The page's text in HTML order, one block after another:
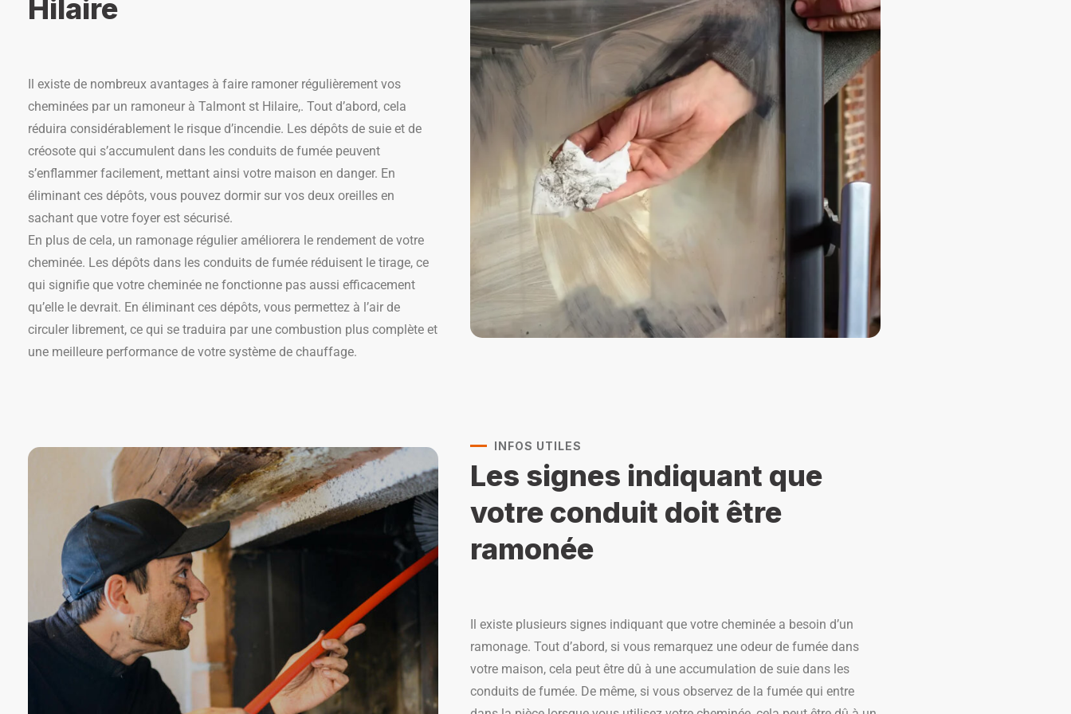
Hilaire
Il existe de nombreux avantages à faire ramoner régulièrement vos
cheminées par un ramoneur à Talmont st Hilaire,. Tout d’abord, cela
réduira considérablement le risque d’incendie. Les dépôts de suie et de
créosote qui s’accumulent dans les conduits de fumée peuvent
s’enflammer facilement, mettant ainsi votre maison en danger. En
éliminant ces dépôts, vous pouvez dormir sur vos deux oreilles en
sachant que votre foyer est sécurisé.
En plus de cela, un ramonage régulier améliorera le rendement de votre
cheminée. Les dépôts dans les conduits de fumée réduisent le tirage, ce
qui signifie que votre cheminée ne fonctionne pas aussi efficacement
qu’elle le devrait. En éliminant ces dépôts, vous permettez à l’air de
circuler librement, ce qui se traduira par une combustion plus complète et
une meilleure performance de votre système de chauffage.
INFOS UTILES
Les signes indiquant que
votre conduit doit être
ramonée
Il existe plusieurs signes indiquant que votre cheminée a besoin d’un
ramonage. Tout d’abord, si vous remarquez une odeur de fumée dans
votre maison, cela peut être dû à une accumulation de suie dans les
conduits de fumée. De même, si vous observez de la fumée qui entre